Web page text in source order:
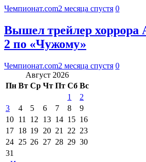
Чемпионат.com2 месяца спустя 0
Вышел трейлер хоррора
2 по «Чужому»
Чемпионат.com2 месяца спустя 0
Август 2026
Пн Вт Ср Чт Пт Сб Вс
1
2
3
4 5 6 7 8
9
10 11 12 13 14 15 16
17 18 19 20 21 22 23
24 25 26 27 28 29 30
31